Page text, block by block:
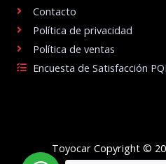
Contacto
Política de privacidad
Política de ventas
Encuesta de Satisfacción
Toyocar Copyright ©